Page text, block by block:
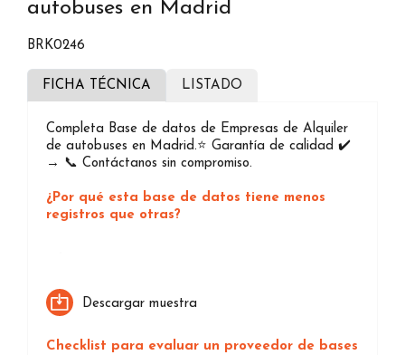
autobuses en Madrid
BRK0246
FICHA TÉCNICA LISTADO
Completa Base de datos de Empresas de Alquiler
de autobuses en Madrid.⭐️ Garantía de calidad ✔️
→ 📞 Contáctanos sin compromiso.
¿Por qué esta base de datos tiene menos
registros que otras?
Descargar muestra
Checklist para evaluar un proveedor de bases